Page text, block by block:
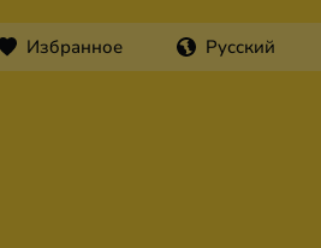
Избранное Русский